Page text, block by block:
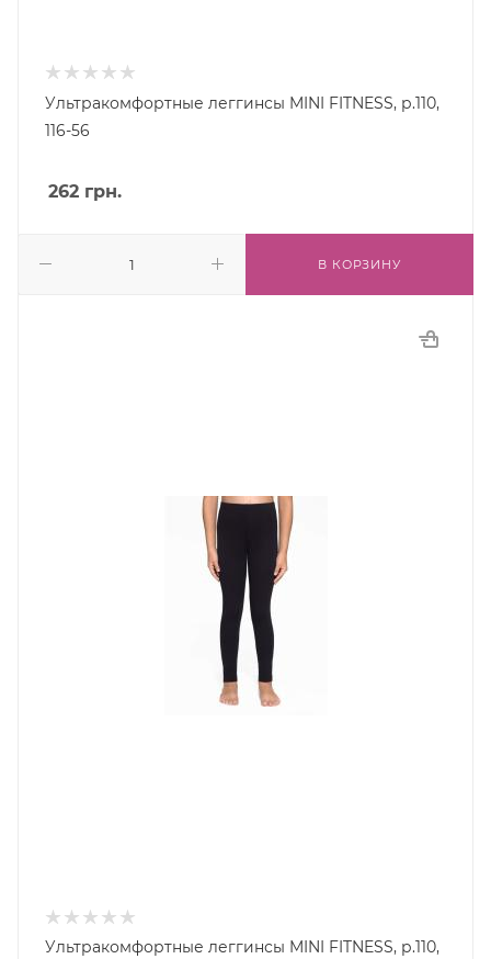
Ультракомфортные леггинсы MINI FITNESS, р.110,
116-56
262 грн.
В КОРЗИНУ
Ультракомфортные леггинсы MINI FITNESS, р.110,